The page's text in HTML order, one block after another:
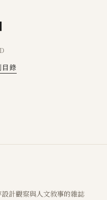
錄
計觀察與人文敘事的雜誌